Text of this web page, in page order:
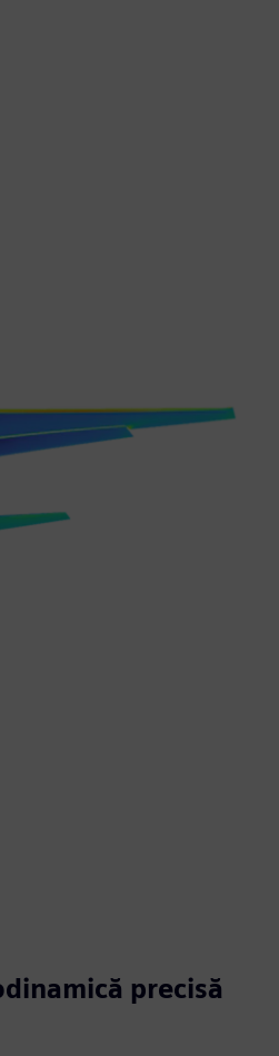
precisă